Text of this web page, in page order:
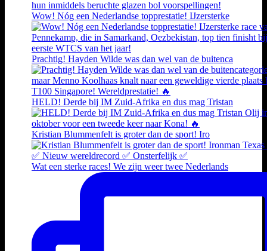
Wow! Nóg een Nederlandse topprestatie! IJzersterke
Prachtig! Hayden Wilde was dan wel van de buitenca
HELD! Derde bij IM Zuid-Afrika en dus mag Tristan
Kristian Blummenfelt is groter dan de sport! Iro
Wat een sterke races! We zijn weer twee Nederlands